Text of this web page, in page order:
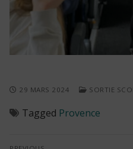
29 MARS 2024 SORTIE
Tagged Provence